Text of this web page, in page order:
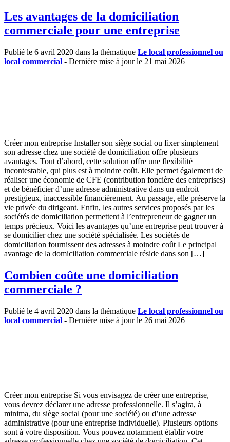
Les avantages de la domiciliation
commerciale pour une entreprise
Publié le 6 avril 2020 dans la thématique Le local professionnel ou
local commercial - Dernière mise à jour le 21 mai 2026
Créer mon entreprise Installer son siège social ou fixer simplement
son adresse chez une société de domiciliation offre plusieurs
avantages. Tout d’abord, cette solution offre une flexibilité
incontestable, qui plus est à moindre coût. Elle permet également de
réaliser une économie de CFE (contribution foncière des entreprises)
et de bénéficier d’une adresse administrative dans un endroit
prestigieux, inaccessible financièrement. Au passage, elle préserve la
vie privée du dirigeant. Enfin, les autres services proposés par les
sociétés de domiciliation permettent à l’entrepreneur de gagner un
temps précieux. Voici les avantages qu’une entreprise peut trouver à
se domicilier chez une société spécialisée. Les sociétés de
domiciliation fournissent des adresses à moindre coût Le principal
avantage de la domiciliation commerciale réside dans son […]
Combien coûte une domiciliation
commerciale ?
Publié le 4 avril 2020 dans la thématique Le local professionnel ou
local commercial - Dernière mise à jour le 26 mai 2026
Créer mon entreprise Si vous envisagez de créer une entreprise,
vous devrez déclarer une adresse professionnelle. Il s’agira, à
minima, du siège social (pour une société) ou d’une adresse
administrative (pour une entreprise individuelle). Plusieurs options
sont à votre disposition. Vous pouvez notamment établir votre